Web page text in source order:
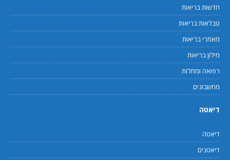
חדשות בריאות
טבלאות בריאות
מאמרי בריאות
מילון בריאות
רפואה ומחלות
מחשבונים
דיאטה
דיאטה
דיאטנים